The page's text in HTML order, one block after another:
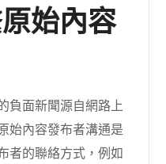
始內容
負面新聞源自網路上
始內容發布者溝通是
者的聯絡方式，例如